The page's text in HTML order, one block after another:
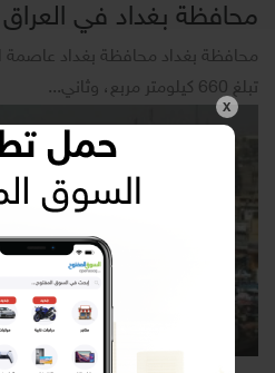
محافظة بغداد في العراق
محافظة بغداد محافظة بغداد عاصمة
تبلغ 660 كيلومتر مربع، وثاني...
X